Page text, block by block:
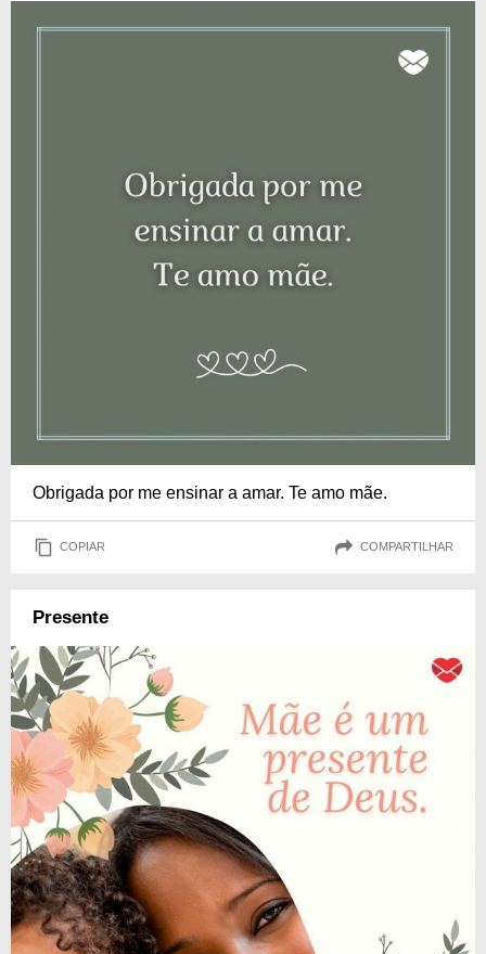
Obrigada por me ensinar a amar. Te amo mãe.
COPIAR COMPARTILHAR
Presente